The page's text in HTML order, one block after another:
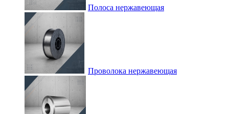
Полоса нержавеющая
Проволока нержавеющая